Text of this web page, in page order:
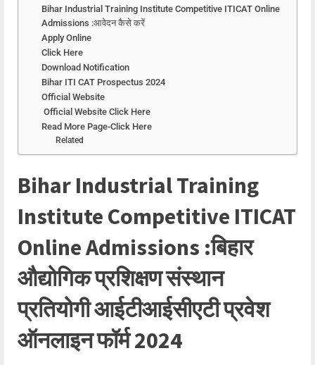
Bihar Industrial Training Institute Competitive ITICAT Online
Admissions :आवेदन कैसे करें
Apply Online
Click Here
Download Notification
Bihar ITI CAT Prospectus 2024
Official Website
Official Website Click Here
Read More Page-Click Here
Related
Bihar Industrial Training
Institute Competitive ITICAT
Online Admissions :बिहार
औद्योगिक प्रशिक्षण संस्थान
प्रतियोगी आईटीआईसीएटी प्रवेश
ऑनलाइन फॉर्म 2024